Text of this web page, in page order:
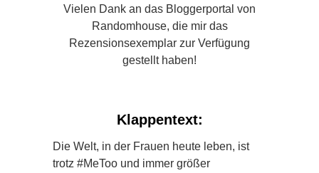
Vielen Dank an das Bloggerportal von
Randomhouse, die mir das
Rezensionsexemplar zur Verfügung
gestellt haben!
Klappentext:
Die Welt, in der Frauen heute leben, ist
trotz #MeToo und immer größer